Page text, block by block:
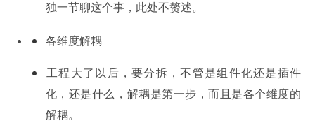
独一节聊这个事，此处不赘述。
各维度解耦
工程大了以后，要分拆，不管是组件化还是插件
化，还是什么，解耦是第一步，而且是各个维度的
解耦。